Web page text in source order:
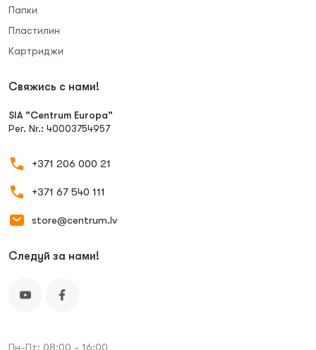
Папки
Пластилин
Картриджи
Свяжись с нами!
SIA "Centrum Europa"
Рег. Nr.: 40003754957
+371 206 000 21
+371 67 540 111
store@centrum.lv
Следуй за нами!
Пн-Пт: 08:00 - 16:00